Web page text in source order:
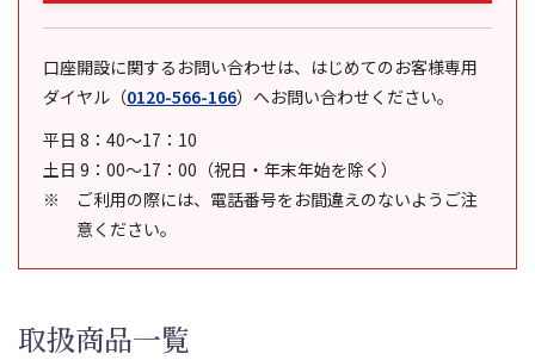
口座開設に関するお問い合わせは、はじめてのお客様専用
ダイヤル （0120-566-166） へお問い合わせください。
平日 8：40～17：10
土日 9：00～17：00（祝日・年末年始を除く）
ご利用の際には、電話番号をお間違えのないようご注
意ください。
取扱商品一覧